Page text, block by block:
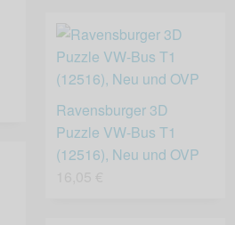
Ravensburger 3D
Puzzle VW-Bus T1
(12516), Neu und OVP